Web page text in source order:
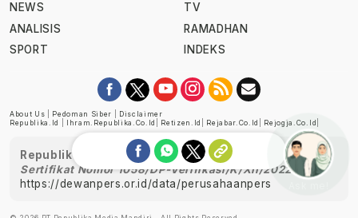
NEWS
ANALISIS
SPORT
TV
RAMADHAN
INDEKS
About Us Pedoman Siber
Disclaimer
Republika.id
Ihram.republika.co.id Retizen.id Rejabar.co.id Rejogja.co.id
Republika telah diverifikasi oleh Dewan Pers
Sertifikat Nomor 1058/DP-Verifikasi/K/XII/2022
https://dewanpers.or.id/data/perusahaanpers